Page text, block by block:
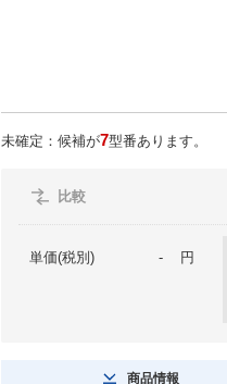
未確定：候補が7型番あります。
比較
単価(税別) - 円
商品情報